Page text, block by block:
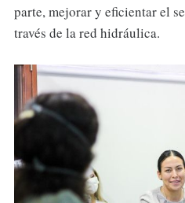
parte, mejorar y eficientar el
través de la red hidráulica.